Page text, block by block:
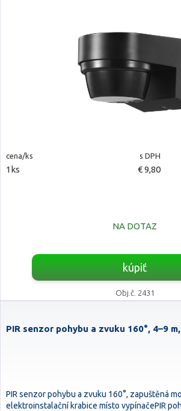
cena/ks s DPH
1ks € 9,80
NA DOTAZ
kúpiť
Obj.č. 2431
PIR senzor pohybu a zvuku 160°, 4–9
PIR senzor pohybu a zvuku 160°, zapuštěná
elektroinstalační krabice místo vypínačePIR